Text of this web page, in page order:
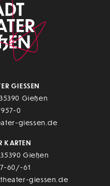
GIESSEN
Gießen
0
giessen.de
KARTEN
Gießen
60/-61
giessen.de